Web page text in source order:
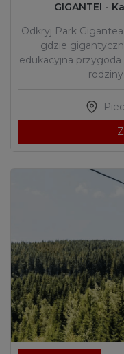
GIGANTEI -
Odkryj Park
gdzie
edukacyjna